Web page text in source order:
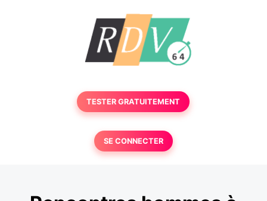
TESTER GRATUITEMENT
SE CONNECTER